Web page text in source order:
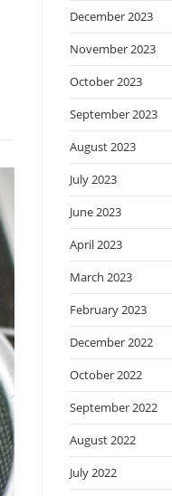
December 2023
November 2023
October 2023
September 2023
August 2023
July 2023
June 2023
April 2023
March 2023
February 2023
December 2022
October 2022
September 2022
August 2022
July 2022